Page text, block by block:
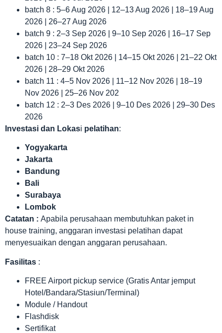
batch 8 : 5–6 Aug 2026 | 12–13 Aug 2026 | 18–19 Aug
2026 | 26–27 Aug 2026
batch 9 : 2–3 Sep 2026 | 9–10 Sep 2026 | 16–17 Sep
2026 | 23–24 Sep 2026
batch 10 : 7–18 Okt 2026 | 14–15 Okt 2026 | 21–22 Okt
2026 | 28–29 Okt 2026
batch 11 : 4–5 Nov 2026 | 11–12 Nov 2026 | 18–19
Nov 2026 | 25–26 Nov 202
batch 12 : 2–3 Des 2026 | 9–10 Des 2026 | 29–30 Des
2026
Investasi dan Lokasi pelatihan:
Yogyakarta
Jakarta
Bandung
Bali
Surabaya
Lombok
Catatan : Apabila perusahaan membutuhkan paket in
house training, anggaran investasi pelatihan dapat
menyesuaikan dengan anggaran perusahaan.
Fasilitas :
FREE Airport pickup service (Gratis Antar jemput
Hotel/Bandara/Stasiun/Terminal)
Module / Handout
Flashdisk
Sertifikat